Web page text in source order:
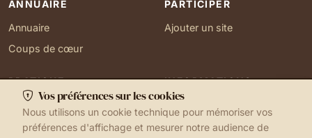
ANNUAIRE
Annuaire
Coups de cœur
PARTICIPER
Ajouter un site
PRATIQUE
Ma localisation
Gérer mes cookies
INFORMATIONS
Contact
Vos préférences sur les cookies
Nous utilisons un cookie technique pour mémoriser vos
préférences d'affichage et mesurer notre audience de